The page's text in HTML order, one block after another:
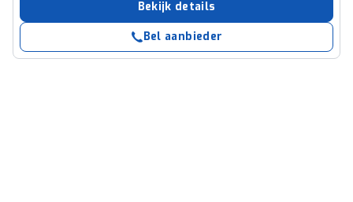
Bekijk details
Bel aanbieder